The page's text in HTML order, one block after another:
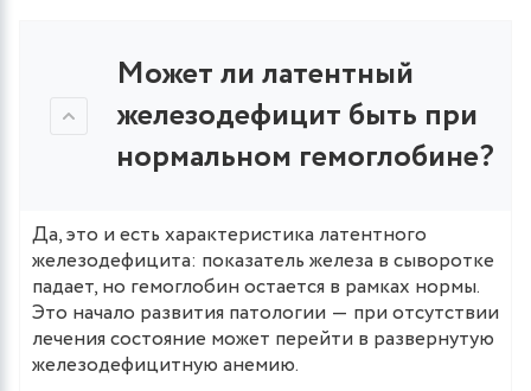
Может ли латентный
железодефицит быть при
нормальном гемоглобине?
Да, это и есть характеристика латентного
железодефицита: показатель железа в сыворотке
падает, но гемоглобин остается в рамках нормы.
Это начало развития патологии ― при отсутствии
лечения состояние может перейти в развернутую
железодефицитную анемию.